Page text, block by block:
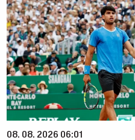
08. 08. 2026 06:01